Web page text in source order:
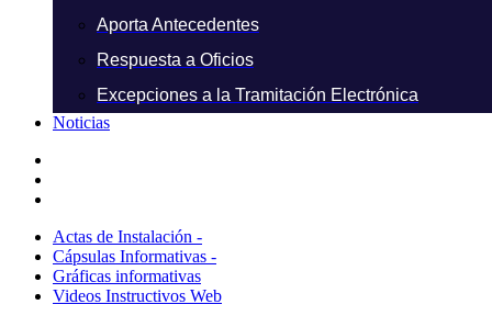
Aporta Antecedentes
Respuesta a Oficios
Excepciones a la Tramitación Electrónica
Noticias
Actas de Instalación -
Cápsulas Informativas -
Gráficas informativas
Videos Instructivos Web